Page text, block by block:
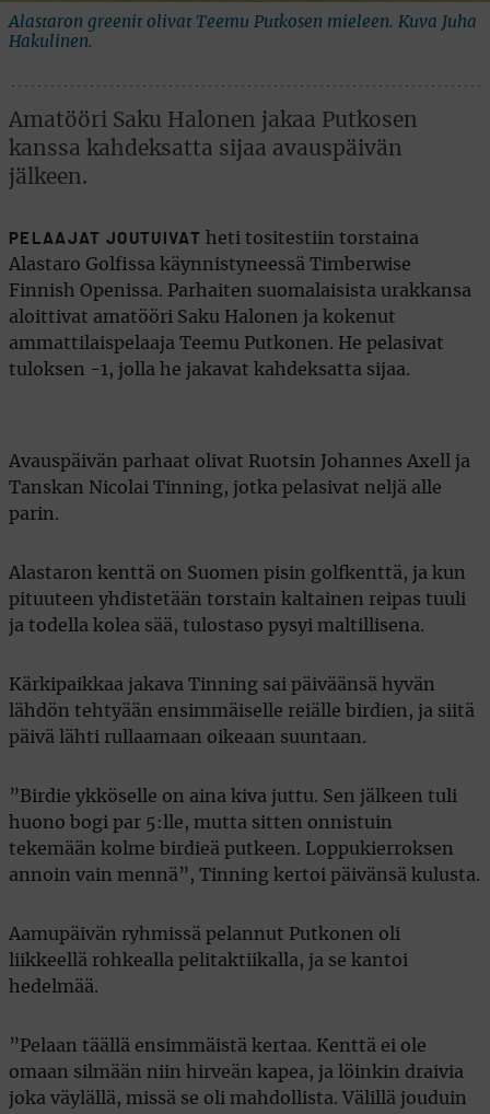
Alastaron greenit olivat Teemu Putkosen mieleen. Kuva Juha
Hakulinen.
Amatööri Saku Halonen jakaa Putkosen
kanssa kahdeksatta sijaa avauspäivän
jälkeen.
PELAAJAT JOUTUIVAT heti tositestiin torstaina
Alastaro Golfissa käynnistyneessä Timberwise
Finnish Openissa. Parhaiten suomalaisista urakkansa
aloittivat amatööri Saku Halonen ja kokenut
ammattilaispelaaja Teemu Putkonen. He pelasivat
tuloksen -1, jolla he jakavat kahdeksatta sijaa.
Avauspäivän parhaat olivat Ruotsin Johannes Axell ja
Tanskan Nicolai Tinning, jotka pelasivat neljä alle
parin.
Alastaron kenttä on Suomen pisin golfkenttä, ja kun
pituuteen yhdistetään torstain kaltainen reipas tuuli
ja todella kolea sää, tulostaso pysyi maltillisena.
Kärkipaikkaa jakava Tinning sai päiväänsä hyvän
lähdön tehtyään ensimmäiselle reiälle birdien, ja siitä
päivä lähti rullaamaan oikeaan suuntaan.
”Birdie ykköselle on aina kiva juttu. Sen jälkeen tuli
huono bogi par 5:lle, mutta sitten onnistuin
tekemään kolme birdieä putkeen. Loppukierroksen
annoin vain mennä”, Tinning kertoi päivänsä kulusta.
Aamupäivän ryhmissä pelannut Putkonen oli
liikkeellä rohkealla pelitaktiikalla, ja se kantoi
hedelmää.
”Pelaan täällä ensimmäistä kertaa. Kenttä ei ole
omaan silmään niin hirveän kapea, ja löinkin draivia
joka väylällä, missä se oli mahdollista. Välillä jouduin